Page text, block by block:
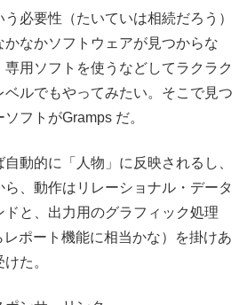
必要性（たいていは相続だろう）
なかソフトウェアが見つからな
用ソフトを使うなどしてラクラク
ベルでもやってみたい。そこで見つ
フトがGramps だ。
自動的に「人物」に反映されるし、
、動作はリレーショナル・データ
と、出力用のグラフィック処理
レポート機能に相当かな）を掛けあ
た。